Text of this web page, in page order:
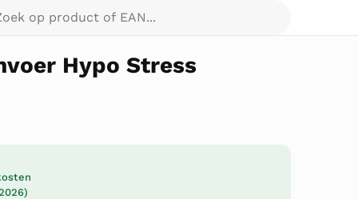
product of EAN...
Hypo Stress